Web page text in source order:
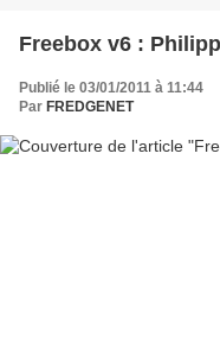
Freebox v6 :
Publié le 03/01/2011 à 11:44
Par FREDGENET